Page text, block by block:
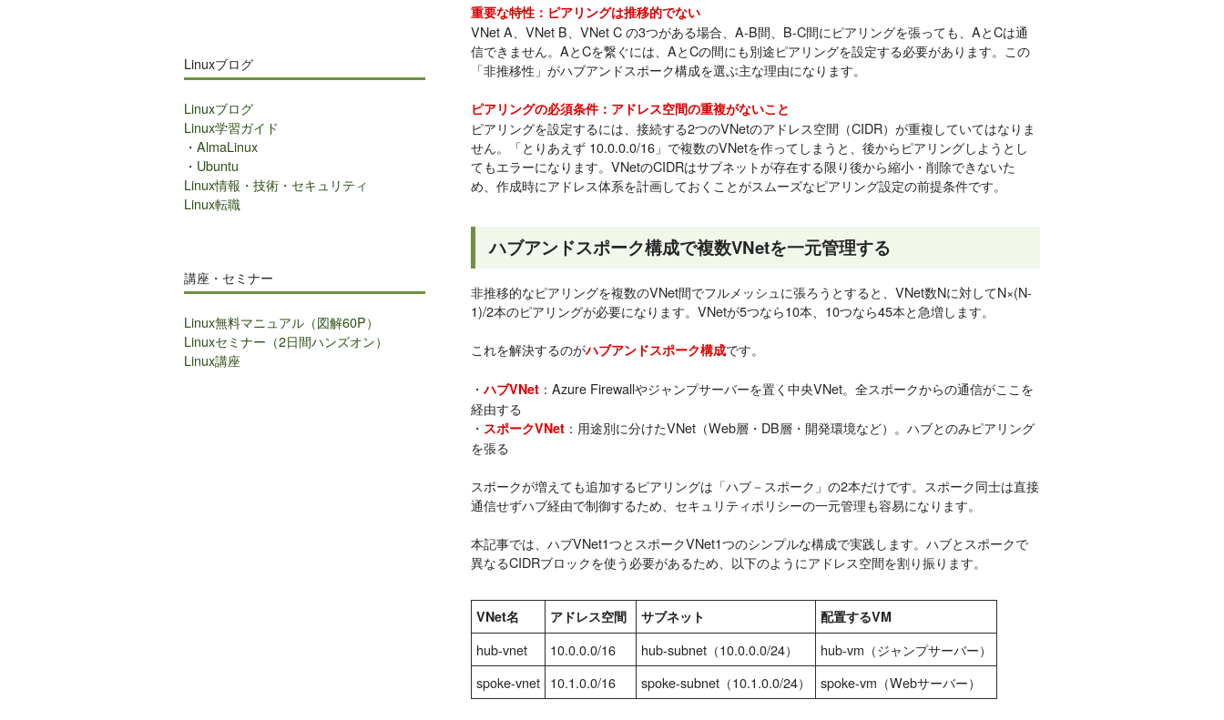
重要な特性：ピアリングは推移的でない
VNet A、VNet B、VNet C の3つがある場合、A-B間、B-C間にピアリングを張っても、AとCは通
信できません。AとCを繋ぐには、AとCの間にも別途ピアリングを設定する必要があります。この
「非推移性」がハブアンドスポーク構成を選ぶ主な理由になります。
ピアリングの必須条件：アドレス空間の重複がないこと
ピアリングを設定するには、接続する2つのVNetのアドレス空間（CIDR）が重複していてはなりま
せん。「とりあえず 10.0.0.0/16」で複数のVNetを作ってしまうと、後からピアリングしようとし
てもエラーになります。VNetのCIDRはサブネットが存在する限り後から縮小・削除できないた
め、作成時にアドレス体系を計画しておくことがスムーズなピアリング設定の前提条件です。
ハブアンドスポーク構成で複数VNetを一元管理する
非推移的なピアリングを複数のVNet間でフルメッシュに張ろうとすると、VNet数Nに対してN×(N-
1)/2本のピアリングが必要になります。VNetが5つなら10本、10つなら45本と急増します。
これを解決するのがハブアンドスポーク構成です。
・ハブVNet ：Azure Firewallやジャンプサーバーを置く中央VNet。全スポークからの通信がここを
経由する
・ スポークVNet ：用途別に分けたVNet（Web層・DB層・開発環境など）。ハブとのみピアリング
を張る
スポークが増えても追加するピアリングは「ハブ－スポーク」の2本だけです。スポーク同士は直接
通信せずハブ経由で制御するため、セキュリティポリシーの一元管理も容易になります。
本記事では、ハブVNet1つとスポークVNet1つのシンプルな構成で実践します。ハブとスポークで
異なるCIDRブロックを使う必要があるため、以下のようにアドレス空間を割り振ります。
VNet名 アドレス空間 サブネット 配置するVM
hub-vnet 10.0.0.0/16 hub-subnet（10.0.0.0/24）
hub-vm（ジャンプサーバー）
spoke-vnet 10.1.0.0/16 spoke-subnet（10.1.0.0/24） spoke-vm（Webサーバー）
Linuxブログ
Linuxブログ
Linux学習ガイド
・ AlmaLinux
・ Ubuntu
Linux情報・技術・セキュリティ
Linux転職
講座・セミナー
Linux無料マニュアル（図解60P）
Linuxセミナー（2日間ハンズオン）
Linux講座